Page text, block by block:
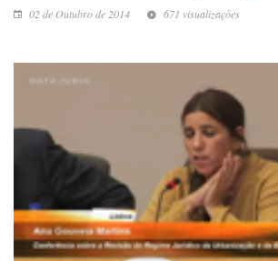
02 de Outubro de 2014 671 visualizações